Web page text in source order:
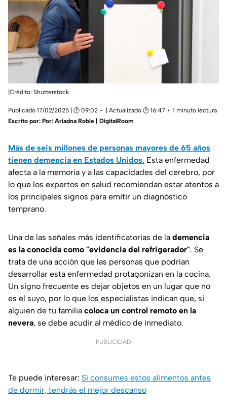
|Crédito: Shutterstock
Publicado 17/02/2025 | 🕑 09:02 | Actualizado 🕑 16:47
1 minuto lectura
Escrito por: Por: Ariadna Roble | DigitalRoom
Más de seis millones de personas mayores de 65 años
tienen demencia en Estados Unidos. Esta enfermedad
afecta a la memoria y a las capacidades del cerebro, por
lo que los expertos en salud recomiendan estar atentos a
los principales signos para emitir un diagnóstico
temprano.
Una de las señales más identificatorias de la demencia
es la conocida como "evidencia del refrigerador". Se
trata de una acción que las personas que podrían
desarrollar esta enfermedad protagonizan en la cocina.
Un signo frecuente es dejar objetos en un lugar que no
es el suyo, por lo que los especialistas indican que, si
alguien de tu familia coloca un control remoto en la
nevera, se debe acudir al médico de inmediato.
PUBLICIDAD
Te puede interesar: Si consumes estos alimentos antes
de dormir, tendrás el mejor descanso